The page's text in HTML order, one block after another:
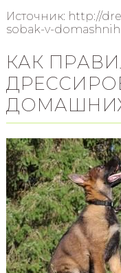
Источник: http://
sobak-v-
КАК